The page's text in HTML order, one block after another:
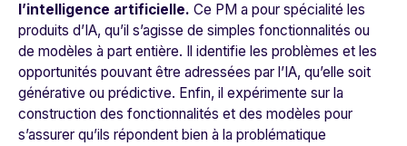
l’intelligence artificielle. Ce PM a pour spécialité les
produits d’IA, qu’il s’agisse de simples fonctionnalités ou
de modèles à part entière. Il identifie les problèmes et les
opportunités pouvant être adressées par l’IA, qu’elle soit
générative ou prédictive. Enfin, il expérimente sur la
construction des fonctionnalités et des modèles pour
s’assurer qu’ils répondent bien à la problématique